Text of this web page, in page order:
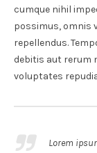
cumque nihil
possimus, omnis
repellendus.
debitis aut rerum
voluptates
Lorem